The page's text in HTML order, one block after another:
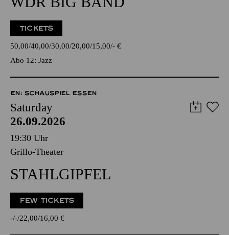
TICKETS
50,00 40,00 30,00 20,00 15,00 - €
Abo 12: Jazz
EN: SCHAUSPIEL ESSEN
Saturday
26.09.2026
19:30 Uhr
Grillo-Theater
STAHLGIPFEL
FEW TICKETS
- - 22,00 16,00 €